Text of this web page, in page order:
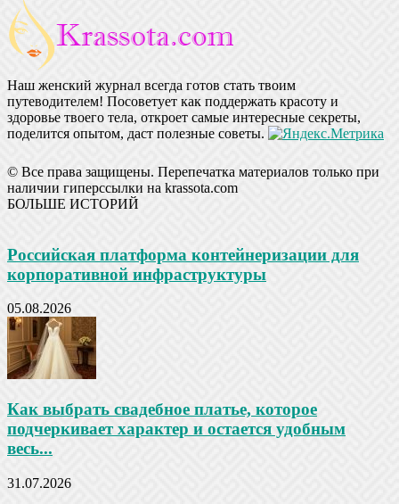
Наш женский журнал всегда готов стать твоим
путеводителем! Посоветует как поддержать красоту и
здоровье твоего тела, откроет самые интересные секреты,
поделится опытом, даст полезные советы.
© Все права защищены. Перепечатка материалов только при
наличии гиперссылки на krassota.com
БОЛЬШЕ ИСТОРИЙ
Российская платформа контейнеризации для
корпоративной инфраструктуры
05.08.2026
Как выбрать свадебное платье, которое
подчеркивает характер и остается удобным
весь...
31.07.2026